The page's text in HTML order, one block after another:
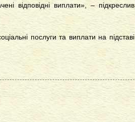
відповідні виплати», – підкреслив
послуги та виплати на підставі